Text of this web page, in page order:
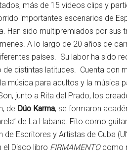
más de 15 videos clips y
importantes escenarios de
Han sido multipremiados por
A lo largo de 20 años de
países. Su labor ha sido
distintas latitudes. Cuenta con
música para adultos y la música
junto a Rita del Prado, los
de Dúo Karma, se formaron
de La Habana. Fito como
de Escritores y Artistas de Cuba
el Disco libro FIRMAMENTOcomo